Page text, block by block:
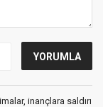
inançlara saldırı